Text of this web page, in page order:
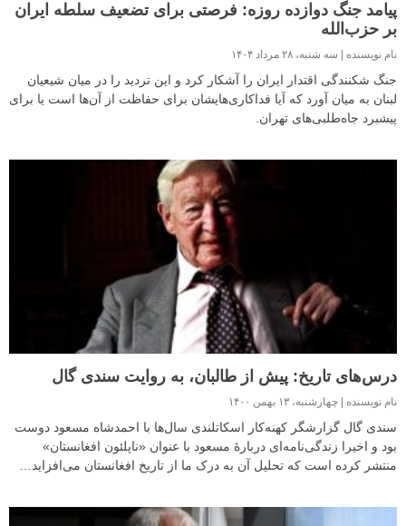
پیامد جنگ دوازده روزه: فرصتی برای تضعیف سلطه ایران
بر حزب‌الله
نام نویسنده سه شنبه، ۲۸ مرداد ۱۴۰۴
جنگ شکنندگی اقتدار ایران را آشکار کرد و این تردید را در میان شیعیان
لبنان به میان‌ آورد که آیا فداکاری‌هایشان برای حفاظت از آن‌ها است یا برای
پیشبرد جاه‌طلبی‌های تهران.
درس‌های تاریخ: پیش از طالبان، به روایت سندی گال
نام نویسنده چهارشنبه، ۱۳ بهمن ۱۴۰۰
سندی گال گزارشگر کهنه‌کار اسکاتلندی سال‌ها با احمدشاه مسعود دوست
بود و اخیرا زندگی‌نامه‌ای دربارهٔ مسعود با عنوان «ناپلئون افغانستان»
منتشر کرده است که تحلیل آن به درک ما از تاریخ افغانستان می‌افزاید…‏